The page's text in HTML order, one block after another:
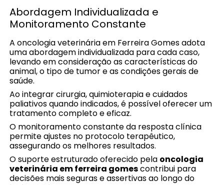
Abordagem Individualizada e
Monitoramento Constante
A oncologia veterinária em Ferreira Gomes adota
uma abordagem individualizada para cada caso,
levando em consideração as características do
animal, o tipo de tumor e as condições gerais de
saúde.
Ao integrar cirurgia, quimioterapia e cuidados
paliativos quando indicados, é possível oferecer um
tratamento completo e eficaz.
O monitoramento constante da resposta clínica
permite ajustes no protocolo terapêutico,
assegurando os melhores resultados.
O suporte estruturado oferecido pela oncologia
veterinária em ferreira gomescontribui para
decisões mais seguras e assertivas ao longo do